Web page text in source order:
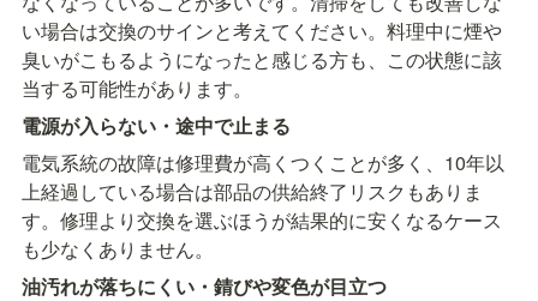
い場合は交換のサインと考えてください。料理中に煙や
臭いがこもるようになったと感じる方も、この状態に該
当する可能性があります。
電源が入らない・途中で止まる
電気系統の故障は修理費が高くつくことが多く、10年以
上経過している場合は部品の供給終了リスクもありま
す。修理より交換を選ぶほうが結果的に安くなるケース
も少なくありません。
油汚れが落ちにくい・錆びや変色が目立つ